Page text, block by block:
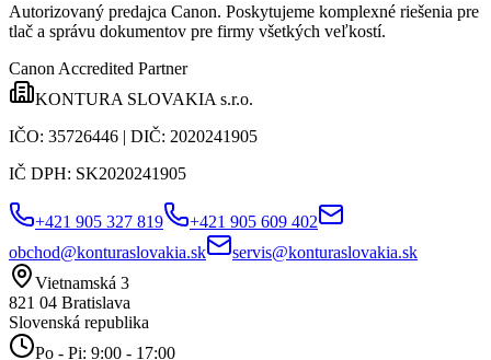
Autorizovaný predajca Canon. Poskytujeme komplexné riešenia pre
tlač a správu dokumentov pre firmy všetkých veľkostí.
Canon Accredited Partner
KONTURA SLOVAKIA s.r.o.
IČO: 35726446 | DIČ: 2020241905
IČ DPH: SK2020241905
+421 905 327 819
+421 905 609 402
obchod@konturaslovakia.sk
servis@konturaslovakia.sk
Vietnamská 3
821 04 Bratislava
Slovenská republika
Po - Pi: 9:00 - 17:00